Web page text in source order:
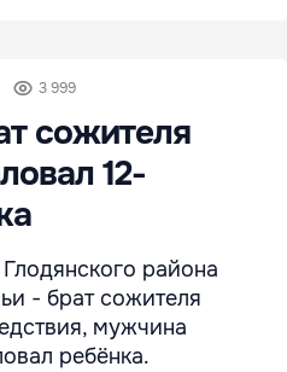
3 999
сожителя
12-
района
- брат сожителя
мужчина
ребёнка.